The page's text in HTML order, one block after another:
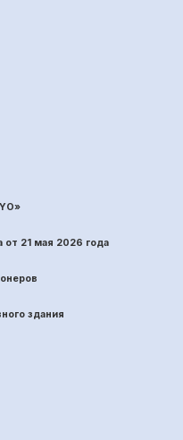
от 21 мая 2026 года
здания